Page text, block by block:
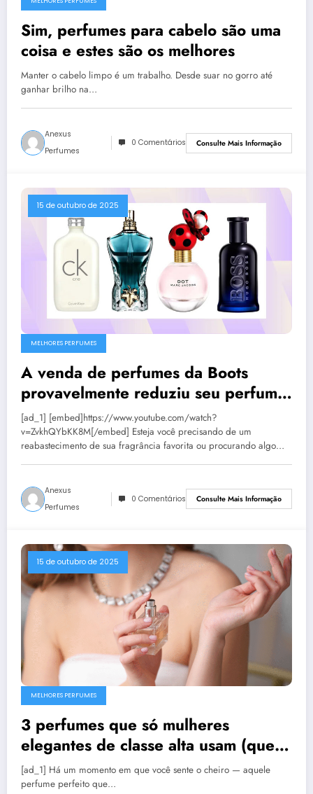
Sim, perfumes para cabelo são uma
coisa e estes são os melhores
Manter o cabelo limpo é um trabalho. Desde suar no gorro até
ganhar brilho na…
Anexus
Perfumes
0 Comentários Consulte Mais Informação
15 de outubro de 2025
MELHORES PERFUMES
A venda de perfumes da Boots
provavelmente reduziu seu perfume
favorito pela metade
[ad_1] [embed]https://www.youtube.com/watch?
v=ZvkhQYbKK8M[/embed] Esteja você precisando de um
reabastecimento de sua fragrância favorita ou procurando algo…
Anexus
Perfumes
0 Comentários Consulte Mais Informação
15 de outubro de 2025
MELHORES PERFUMES
3 perfumes que só mulheres
elegantes de classe alta usam (que
garantem elogios)
[ad_1] Há um momento em que você sente o cheiro — aquele
perfume perfeito que…